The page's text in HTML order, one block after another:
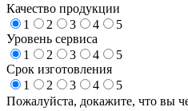
Качество продукции
1
2 3 4
5
Уровень сервиса
1
2 3 4
5
Срок изготовления
1
2 3 4
5
Пожалуйста, докажите, что вы